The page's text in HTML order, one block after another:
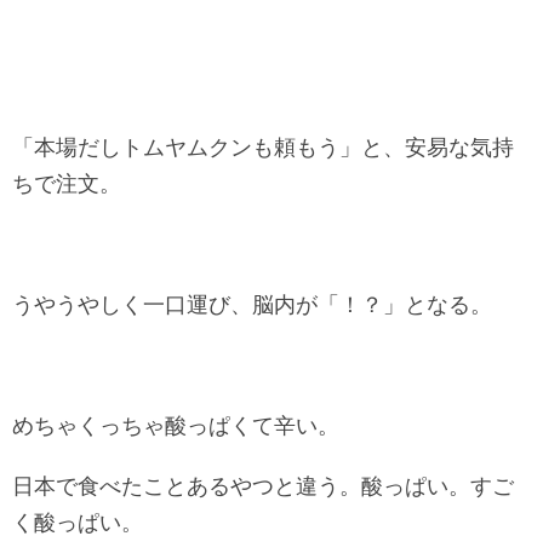
「本場だしトムヤムクンも頼もう」と、安易な気持
ちで注文。
うやうやしく一口運び、脳内が「！？」となる。
めちゃくっちゃ酸っぱくて辛い。
日本で食べたことあるやつと違う。酸っぱい。すご
く酸っぱい。